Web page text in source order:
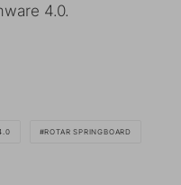
4.0.
ROTAR SPRINGBOARD